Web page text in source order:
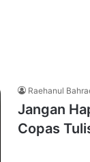
Raehanul
Jangan
Copas